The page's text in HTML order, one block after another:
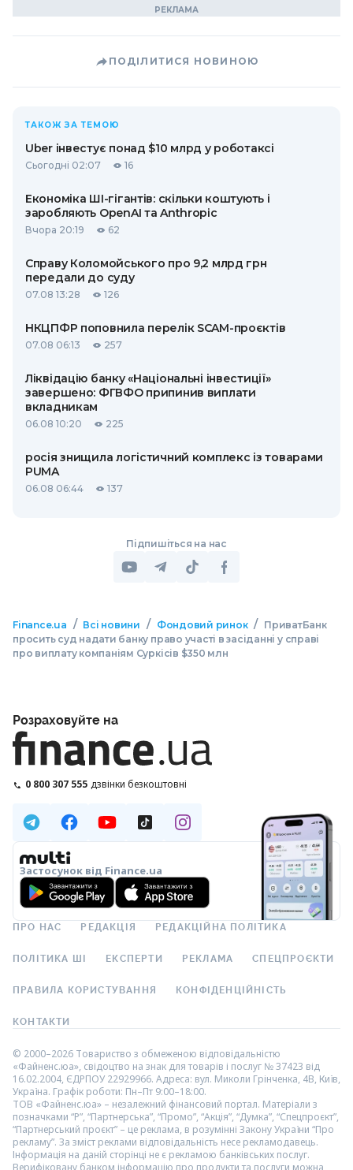
ПОДІЛИТИСЯ НОВИНОЮ
ТАКОЖ ЗА ТЕМОЮ
Uber інвестує понад $10 млрд у роботаксі
Сьогодні 02:07 16
Економіка ШІ-гігантів: скільки коштують і
заробляють OpenAI та Anthropic
Вчора 20:19 62
Справу Коломойського про 9,2 млрд грн
передали до суду
07.08 13:28 126
НКЦПФР поповнила перелік SCAM-проєктів
07.08 06:13 257
Ліквідацію банку «Національні інвестиції»
завершено: ФГВФО припинив виплати
вкладникам
06.08 10:20 225
росія знищила логістичний комплекс із товарами
PUMA
06.08 06:44 137
Підпишіться на нас
Finance.ua / Всі новини / Фондовий ринок / ПриватБанк
просить суд надати банку право участі в засіданні у справі
про виплату компаніям Суркісів $350 млн
Розраховуйте на
0 800 307 555 дзвінки безкоштовні
Застосунок від Finance.ua
ПРО НАС РЕДАКЦІЯ РЕДАКЦІЙНА ПОЛІТИКА
ПОЛІТИКА ШІ ЕКСПЕРТИ РЕКЛАМА СПЕЦПРОЄКТИ
ПРАВИЛА КОРИСТУВАННЯ КОНФІДЕНЦІЙНІСТЬ
КОНТАКТИ
© 2000–2026 Товариство з обмеженою відповідальністю
«Файненс.юа», свідоцтво на знак для товарів і послуг № 37423 від
16.02.2004, ЄДРПОУ 22929966. Адреса: вул. Миколи Грінченка, 4В, Київ,
Україна. Графік роботи: Пн–Пт 9:00–18:00.
ТОВ «Файненс.юа» – незалежний фінансовий портал. Матеріали з
позначками “Р”, “Партнерська”, “Промо”, “Акція”, “Думка”, “Спецпроєкт”,
“Партнерський проєкт” – це реклама, в розумінні Закону України “Про
рекламу”. За зміст реклами відповідальність несе рекламодавець.
Інформація на даній сторінці не є рекламою банківських послуг.
Верифіковану банком інформацію про продукти та послуги можна